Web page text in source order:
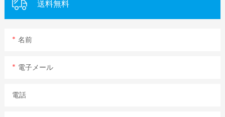
送料無料
名前
電子メール
電話